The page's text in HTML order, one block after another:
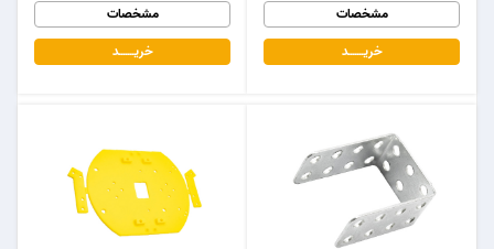
مشخصات
خریـــــــد
مشخصات
خریـــــــد